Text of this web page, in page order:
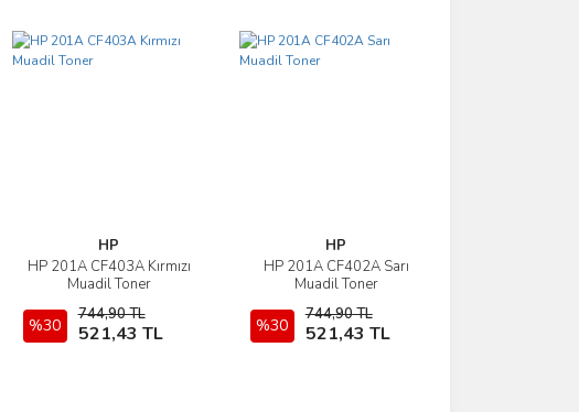
HP
HP 201A CF403A Kırmızı
Muadil Toner
%30
744,90 TL
521,43 TL
İncele
Sepete Ekle
HP
HP 201A CF402A Sarı
Muadil Toner
%30
744,90 TL
521,43 TL
İncele
Sepete Ekle